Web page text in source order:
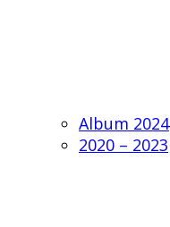
Album 2024
2020 – 2023